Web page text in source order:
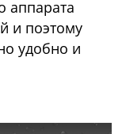
аппарата
и поэтому
удобно и